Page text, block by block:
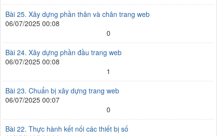
Bài 25. Xây dựng phần thân và chân trang web
06/07/2025 00:08
0
Bài 24. Xây dựng phần đầu trang web
06/07/2025 00:08
1
Bài 23. Chuẩn bị xây dựng trang web
06/07/2025 00:07
0
Bài 22. Thực hành kết nối các thiết bị số